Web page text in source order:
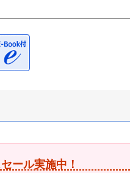
ール実施中！